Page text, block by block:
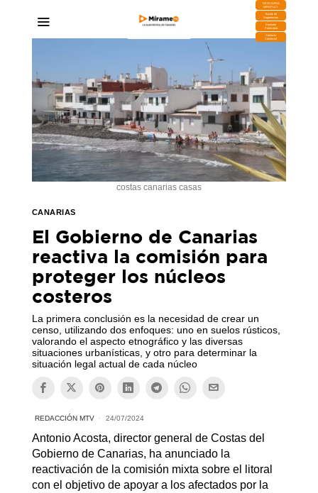
DESCARGA
MIRAPLAY
Buzón de
Sugerencias
Contratar
Publicidad
Contacto
Comercial
costas canarias casas
CANARIAS
El Gobierno de Canarias
reactiva la comisión para
proteger los núcleos
costeros
La primera conclusión es la necesidad de crear un
censo, utilizando dos enfoques: uno en suelos rústicos,
valorando el aspecto etnográfico y las diversas
situaciones urbanísticas, y otro para determinar la
situación legal actual de cada núcleo
REDACCIÓN MTV 24/07/2024
Antonio Acosta, director general de Costas del
Gobierno de Canarias, ha anunciado la
reactivación de la comisión mixta sobre el litoral
con el objetivo de apoyar a los afectados por la